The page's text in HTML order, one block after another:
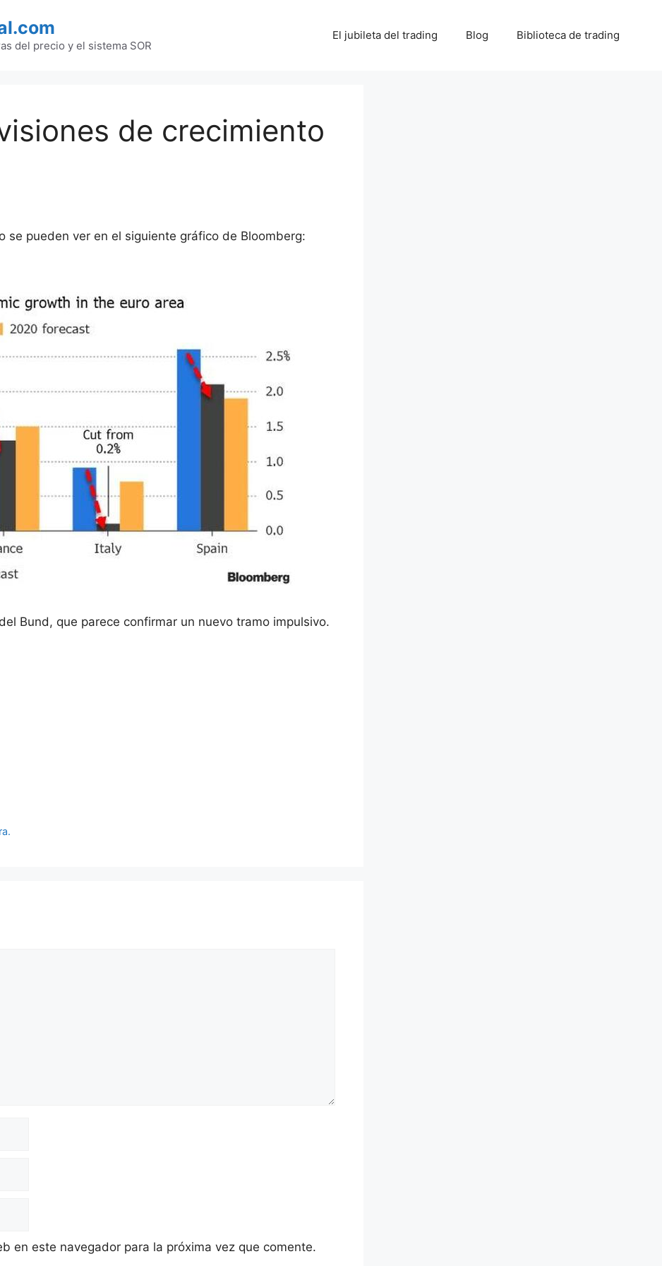
del precio y el sistema SOR
El jubileta del trading Blog Biblioteca de trading
de crecimiento
se pueden ver en el siguiente gráfico de Bloomberg:
Bund, que parece confirmar un nuevo tramo impulsivo.
en este navegador para la próxima vez que comente.